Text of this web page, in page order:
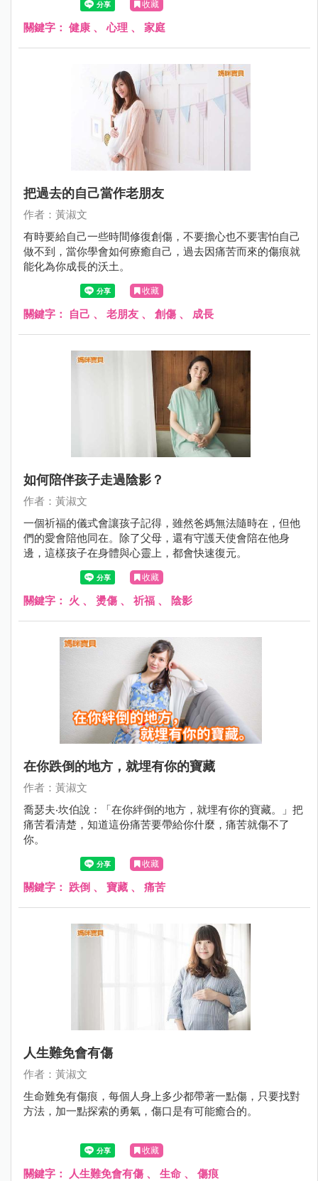
收藏
關鍵字： 健康 、心理 、 家庭
把過去的自己當作老朋友
作者：黃淑文
有時要給自己一些時間修復創傷，不要擔心也不要害怕自己
做不到，當你學會如何療癒自己，過去因痛苦而來的傷痕就
能化為你成長的沃土。
收藏
關鍵字： 自己 、 老朋友 、 創傷 、 成長
如何陪伴孩子走過陰影？
作者：黃淑文
一個祈福的儀式會讓孩子記得，雖然爸媽無法隨時在，但他
們的愛會陪他同在。除了父母，還有守護天使會陪在他身
邊，這樣孩子在身體與心靈上，都會快速復元。
收藏
關鍵字： 火 、 燙傷 、 祈福 、 陰影
在你跌倒的地方，就埋有你的寶藏
作者：黃淑文
喬瑟夫‧坎伯說：「在你絆倒的地方，就埋有你的寶藏。」把
痛苦看清楚，知道這份痛苦要帶給你什麼，痛苦就傷不了
你。
收藏
關鍵字： 跌倒 、 寶藏 、 痛苦
人生難免會有傷
作者：黃淑文
生命難免有傷痕，每個人身上多少都帶著一點傷，只要找對
方法，加一點探索的勇氣，傷口是有可能癒合的。
收藏
關鍵字： 人生難免會有傷 、 生命 、 傷痕